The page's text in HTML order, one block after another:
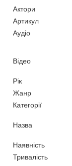
Актори
Артикул
Аудіо
Відео
Рік
Жанр
Категорії
Назва
Наявність
Тривалість